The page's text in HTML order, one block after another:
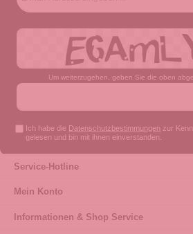
Um weiterzugehen, geben Sie die oben
Ich habe die Datenschutzbestimmungen zur
gelesen und bin mit ihnen einverstanden.
Service-Hotline
Mein Konto
Informationen & Shop Service